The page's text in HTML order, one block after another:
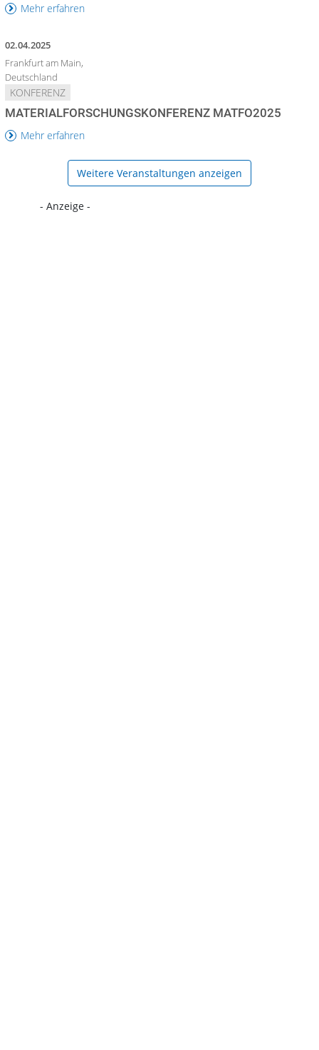
Mehr erfahren
02.04.2025
Frankfurt am Main,
Deutschland
KONFERENZ
MATERIALFORSCHUNGSKONFERENZ MATFO2025
Mehr erfahren
Weitere Veranstaltungen anzeigen
- Anzeige -